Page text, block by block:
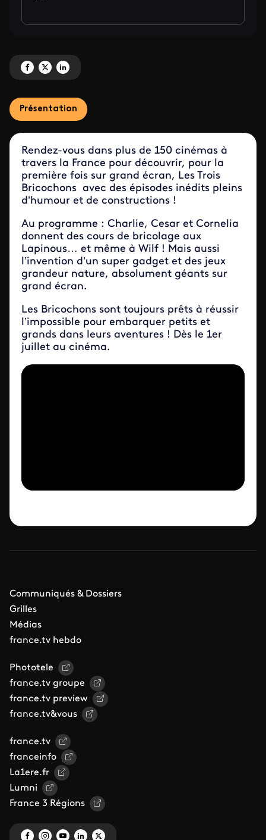
Partagez 'Mon premier cinéma avec Les Trois Bricochons' sur Facebook
Partagez 'Mon premier cinéma avec Les Trois Bricochons' sur X
Partagez 'Mon premier cinéma avec Les Trois Bricochons' sur
Présentation
Rendez-vous dans plus de 150 cinémas à
travers la France pour découvrir, pour la
première fois sur grand écran, Les Trois
Bricochons avec des épisodes inédits pleins
d’humour et de constructions !
Au programme : Charlie, Cesar et Cornelia
donnent des cours de bricolage aux
Lapinous… et même à Wilf ! Mais aussi
l’invention d’un super gadget et des jeux
grandeur nature, absolument géants sur
grand écran.
Les Bricochons sont toujours prêts à réussir
l’impossible pour embarquer petits et
grands dans leurs aventures ! Dès le 1er
juillet au cinéma.
Communiqués & Dossiers
Grilles
Médias
france.tv hebdo
Phototele
france.tv groupe
france.tv preview
france.tv&vous
france.tv
franceinfo
La1ere.fr
Lumni
France 3 Régions